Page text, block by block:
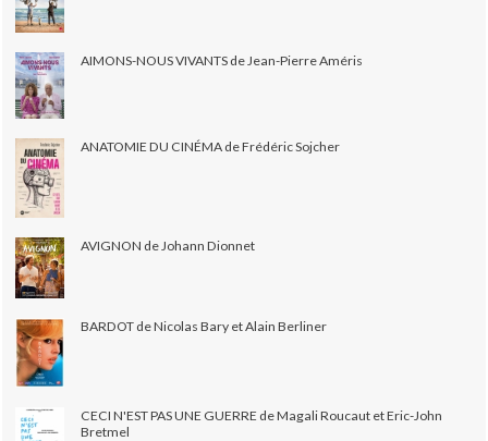
AIMONS-NOUS VIVANTS de Jean-Pierre Améris
ANATOMIE DU CINÉMA de Frédéric Sojcher
AVIGNON de Johann Dionnet
BARDOT de Nicolas Bary et Alain Berliner
CECI N'EST PAS UNE GUERRE de Magali Roucaut et Eric-John
Bretmel